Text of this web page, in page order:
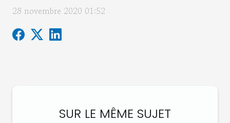
28 novembre 2020 01:52
SUR LE MÊME SUJET